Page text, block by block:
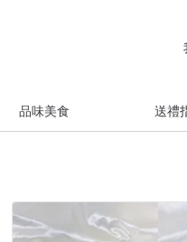
品味美食 送禮